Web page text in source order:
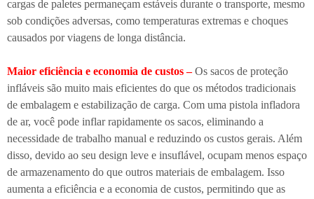
cargas de paletes permaneçam estáveis durante o transporte, mesmo
sob condições adversas, como temperaturas extremas e choques
causados por viagens de longa distância.
Maior eficiência e economia de custos –Os sacos de proteção
infláveis são muito mais eficientes do que os métodos tradicionais
de embalagem e estabilização de carga. Com uma pistola infladora
de ar, você pode inflar rapidamente os sacos, eliminando a
necessidade de trabalho manual e reduzindo os custos gerais. Além
disso, devido ao seu design leve e insuflável, ocupam menos espaço
de armazenamento do que outros materiais de embalagem. Isso
aumenta a eficiência e a economia de custos, permitindo que as